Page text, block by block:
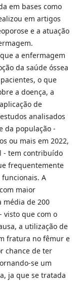
em bases como
em artigos
e a atuação
a enfermagem
da saúde óssea
o que
a doença, a
de
analisados
da população -
ou mais em 2022,
- tem contribuído
frequentemente
A
maior
média de 200
visto que com o
a utilização de
fratura no fêmur e
chance de ter
se um
ja que se tratada